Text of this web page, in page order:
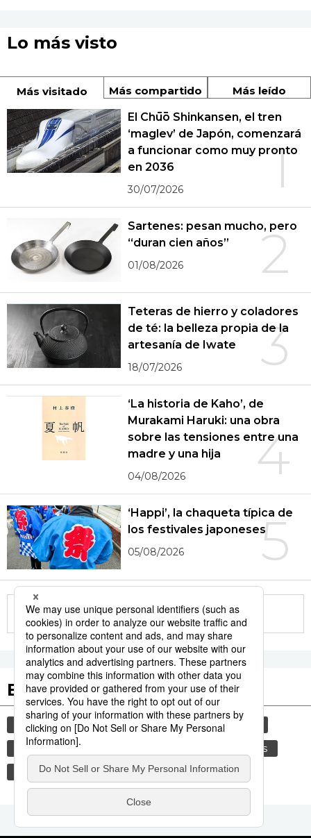
Lo más visto
Más visitado Más compartido Más leído
1
El Chūō Shinkansen, el tren
‘maglev’ de Japón, comenzará
a funcionar como muy pronto
en 2036
30/07/2026
2
Sartenes: pesan mucho, pero
“duran cien años”
01/08/2026
3
Teteras de hierro y coladores
de té: la belleza propia de la
artesanía de Iwate
18/07/2026
4
‘La historia de Kaho’, de
Murakami Haruki: una obra
sobre las tensiones entre una
madre y una hija
04/08/2026
5
‘Happi’, la chaqueta típica de
los festivales japoneses
05/08/2026
More in this series
Etiquetas destacadas
cultura gastronomía vida
sociedad
comida
costumbres
tradiciones
genkan